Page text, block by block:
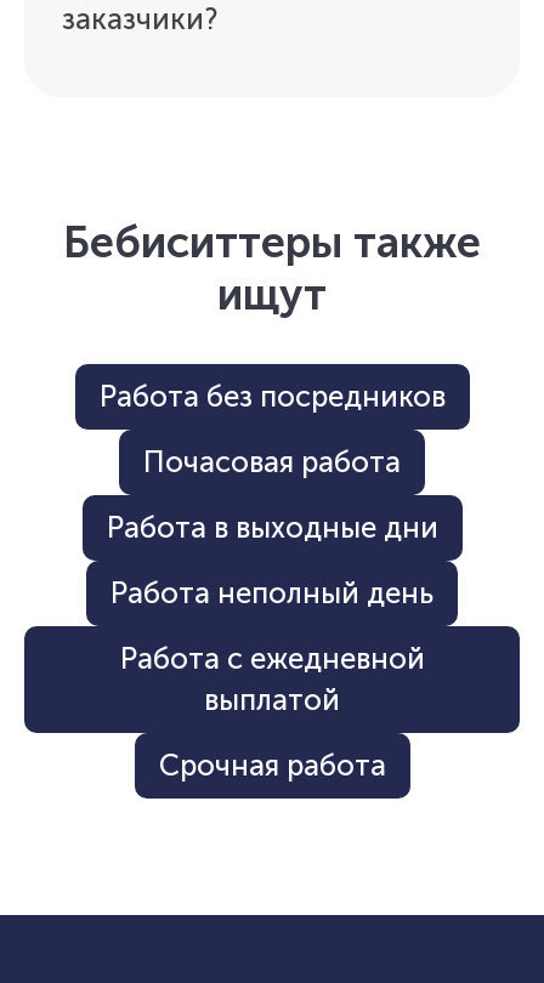
заказчики?
Бебиситтеры также
ищут
Работа без посредников
Почасовая работа
Работа в выходные дни
Работа неполный день
Работа с ежедневной
выплатой
Срочная работа